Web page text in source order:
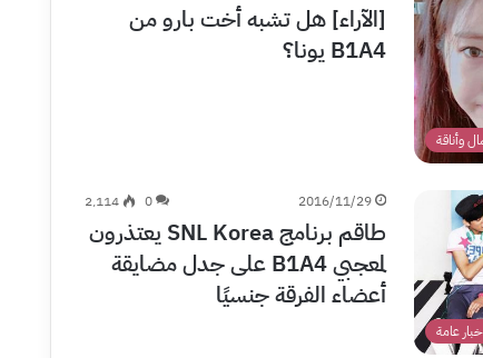
وأناقة
[الآراء] هل تشبه أخت بارو من
B1A4 يونا؟
عامة
2016/11/29
0 2٬114
طاقم برنامج SNL Korea يعتذرون
لمعجبي B1A4 على جدل مضايقة
أعضاء الفرقة جنسيًا